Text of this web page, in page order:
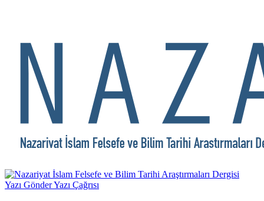
Yazı GönderYazı Çağrısı